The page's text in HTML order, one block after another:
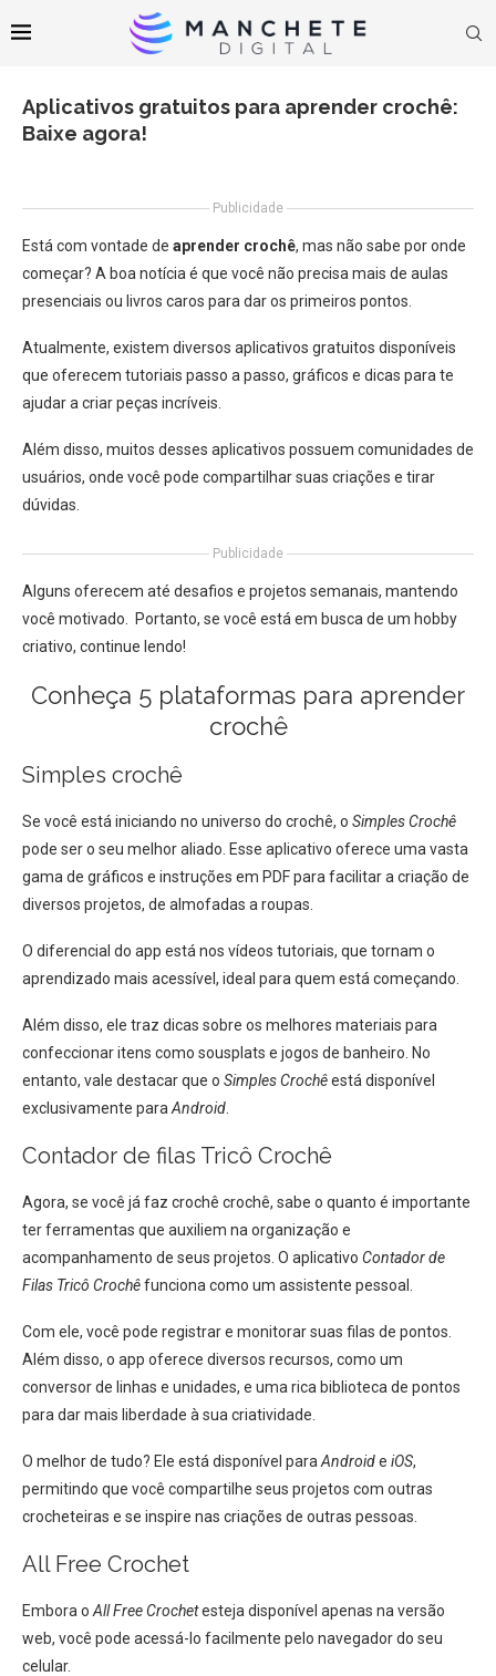
Aplicativos gratuitos para aprender crochê:
Baixe agora!
Publicidade
Está com vontade de aprender crochê, mas não sabe por onde
começar? A boa notícia é que você não precisa mais de aulas
presenciais ou livros caros para dar os primeiros pontos.
Atualmente, existem diversos aplicativos gratuitos disponíveis
que oferecem tutoriais passo a passo, gráficos e dicas para te
ajudar a criar peças incríveis.
Além disso, muitos desses aplicativos possuem comunidades de
usuários, onde você pode compartilhar suas criações e tirar
dúvidas.
Publicidade
Alguns oferecem até desafios e projetos semanais, mantendo
você motivado. Portanto, se você está em busca de um hobby
criativo, continue lendo!
Conheça 5 plataformas para aprender
crochê
Simples crochê
Se você está iniciando no universo do crochê, o Simples Crochê
pode ser o seu melhor aliado. Esse aplicativo oferece uma vasta
gama de gráficos e instruções em PDF para facilitar a criação de
diversos projetos, de almofadas a roupas.
O diferencial do app está nos vídeos tutoriais, que tornam o
aprendizado mais acessível, ideal para quem está começando.
Além disso, ele traz dicas sobre os melhores materiais para
confeccionar itens como sousplats e jogos de banheiro. No
entanto, vale destacar que o Simples Crochêestá disponível
exclusivamente para Android
Contador de filas Tricô Crochê
Agora, se você já faz crochê crochê, sabe o quanto é importante
ter ferramentas que auxiliem na organização e
acompanhamento de seus projetos. O aplicativo Contador de
Filas Tricô Crochêfunciona como um assistente pessoal.
Com ele, você pode registrar e monitorar suas filas de pontos.
Além disso, o app oferece diversos recursos, como um
conversor de linhas e unidades, e uma rica biblioteca de pontos
para dar mais liberdade à sua criatividade.
O melhor de tudo? Ele está disponível para Androide iOS,
permitindo que você compartilhe seus projetos com outras
crocheteiras e se inspire nas criações de outras pessoas.
All Free Crochet
Embora o All Free Crochetesteja disponível apenas na versão
web, você pode acessá-lo facilmente pelo navegador do seu
celular.